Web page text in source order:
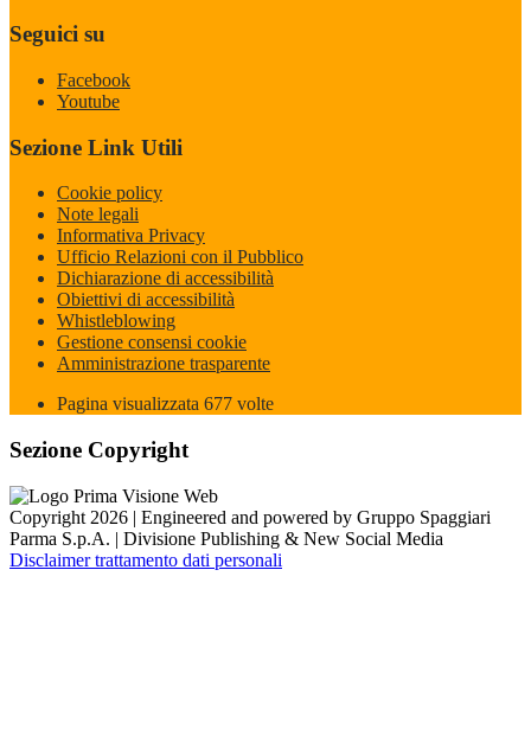
Seguici su
Facebook
Youtube
Sezione Link Utili
Cookie policy
Note legali
Informativa Privacy
Ufficio Relazioni con il Pubblico
Dichiarazione di accessibilità
Obiettivi di accessibilità
Whistleblowing
Gestione consensi cookie
Amministrazione trasparente
Pagina visualizzata 677 volte
Sezione Copyright
Copyright 2026 | Engineered and powered by Gruppo Spaggiari
Parma S.p.A. | Divisione Publishing & New Social Media
Disclaimer trattamento dati personali